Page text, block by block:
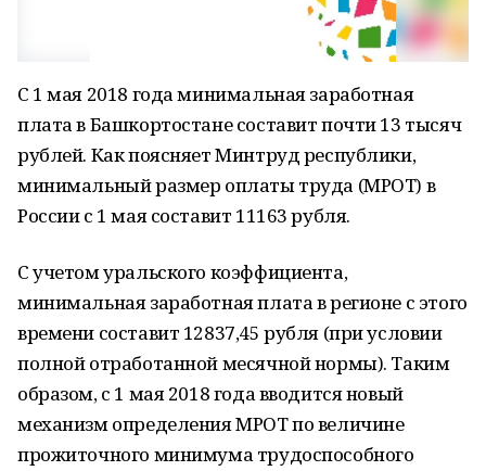
С 1 мая 2018 года минимальная заработная
плата в Башкортостане составит почти 13 тысяч
рублей. Как поясняет Минтруд республики,
минимальный размер оплаты труда (МРОТ) в
России с 1 мая составит 11163 рубля.
С учетом уральского коэффициента,
минимальная заработная плата в регионе с этого
времени составит 12837,45 рубля (при условии
полной отработанной месячной нормы). Таким
образом, с 1 мая 2018 года вводится новый
механизм определения МРОТ по величине
прожиточного минимума трудоспособного